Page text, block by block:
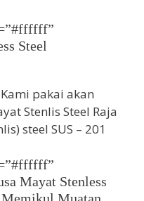
Steel
pakai akan
Stenlis Steel Raja
steel SUS – 201
Mayat Stenless